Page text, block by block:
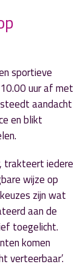
Wereld'
sportieve
uur af met
aandacht
en blikt
trakteert iedere
wijze op
zijn wat
aan de
toegelicht.
komen
verteerbaar’.